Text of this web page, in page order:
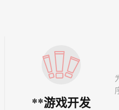
**游戏开发